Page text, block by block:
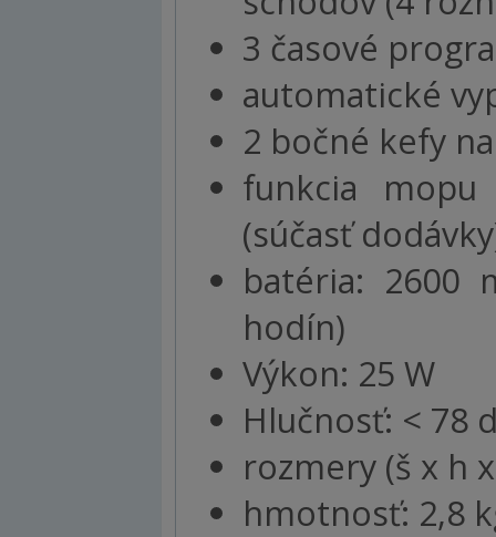
3 časové
automatické
2 bočné kefy
funkcia mopu
(súčasť
batéria: 2600
hodín)
Výkon: 25 W
Hlučnosť: < 78
rozmery (š x h
hmotnosť: 2,8